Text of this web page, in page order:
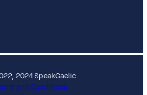
2024 SpeakGaelic.
and Conditions